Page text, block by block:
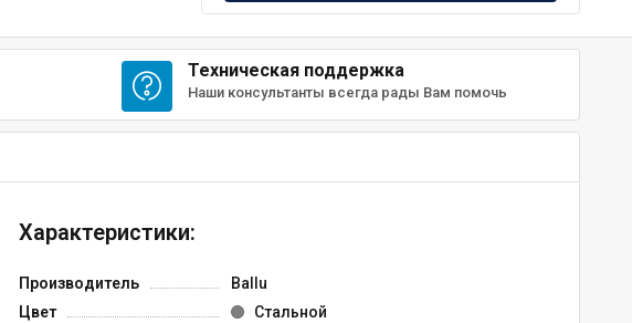
Техническая поддержка
Наши консультанты всегда рады Вам помочь
Характеристики:
Производитель
Ballu
Цвет
Стальной